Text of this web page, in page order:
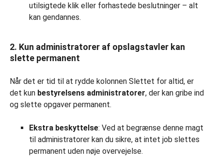
utilsigtede klik eller forhastede beslutninger – alt
kan gendannes.
2. Kun administratorer af opslagstavler kan
slette permanent
Når det er tid til at rydde kolonnen Slettet for altid, er
det kun bestyrelsens administratorer, der kan gribe ind
og slette opgaver permanent.
Ekstra beskyttelse: Ved at begrænse denne magt
til administratorer kan du sikre, at intet job slettes
permanent uden nøje overvejelse.